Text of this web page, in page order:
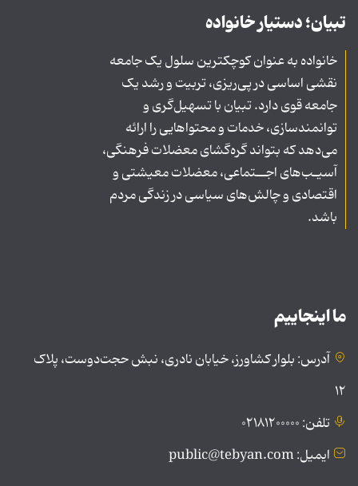
تبیان؛ دستیار خانواده
خانواده به عنوان کوچکترین سلول یک جامعه
نقشی اساسی در پی‌ریزی، تربیت و رشد یک
جامعه قوی دارد. تبیان با تسهیل‌گری و
توانمندسازی، خدمات و محتواهایی را ارائه
می‌دهد که بتواند گره‌گشای معضلات فرهنگی،
آسیـب‌های اجــتماعی، معضلات معیشتی و
اقتصادی و چالش‌های سیاسی در زندگی مردم
باشد.
ما اینجاییم
آدرس: بلوار کشاورز، خیابان نادری، نبش حجت‌دوست، پلاک
۱۲
تلفن: ۰۲۱۸۱۲۰۰۰۰۰
ایمیل: public@tebyan.com